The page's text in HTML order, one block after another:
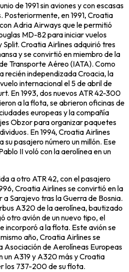
de 1991 sin aviones y con escasas
en 1991, Croatia
Adria Airways que le permitió
MD-82 para iniciar vuelos
Croatia Airlines adquirió tres
y se convirtió en miembro de la
Transporte Aéreo (IATA). Como
recién independizada Croacia, la
internacional el 5 de abril de
En 1993, dos nuevos ATR 42-300
a la flota, se abrieron oficinas de
europeas y la compañía
Obzor para organizar paquetes
En 1994, Croatia Airlines
su pasajero número un millón. Ese
II voló con la aerolínea en un
a otro ATR 42, con el pasajero
Croatia Airlines se convirtió en la
Sarajevo tras la Guerra de Bosnia.
A320 de la aerolínea, bautizado
otro avión de un nuevo tipo, el
incorporó a la flota. Este avión se
año, Croatia Airlines se
Asociación de Aerolíneas Europeas
un A319 y A320 más y Croatia
los 737-200 de su flota.